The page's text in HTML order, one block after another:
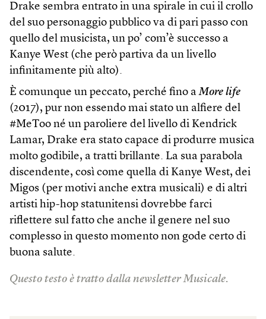
Drake sembra entrato in una spirale in cui il crollo
del suo personaggio pubblico va di pari passo con
quello del musicista, un po’ com’è successo a
Kanye West (che però partiva da un livello
infinitamente più alto).
È comunque un peccato, perché fino aMore life
(2017), pur non essendo mai stato un alfiere del
#MeToo né un paroliere del livello di Kendrick
Lamar, Drake era stato capace di produrre musica
molto godibile, a tratti brillante. La sua parabola
discendente, così come quella di Kanye West, dei
Migos (per motivi anche extra musicali) e di altri
artisti hip-hop statunitensi dovrebbe farci
riflettere sul fatto che anche il genere nel suo
complesso in questo momento non gode certo di
buona salute.
Questo testo è tratto dalla newsletter Musicale.